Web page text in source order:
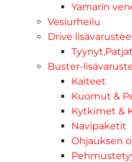
Yamarin
Vesiurheilu
Drive
Tyynyt,Patjat
Buster-
Kaiteet
Kuomut &
Kytkimet &
Navipaketit
Ohjauksen